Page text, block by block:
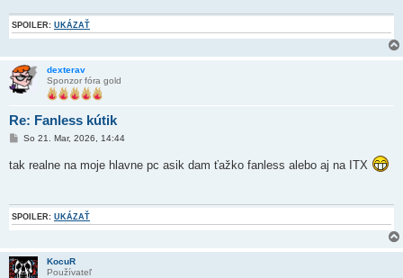
SPOILER: UKÁZAŤ
dexterav
Sponzor fóra gold
Re: Fanless kútik
P
í
s
o
k
So 21. Mar, 2026, 14:44
tak realne na moje hlavne pc asik dam ťažko fanless alebo aj na ITX
SPOILER: UKÁZAŤ
KocuR
Používateľ